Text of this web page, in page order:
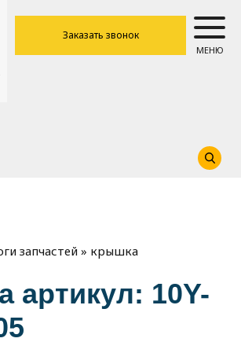
Заказать звонок
МЕНЮ
запчастей » крышка
артикул: 10Y-